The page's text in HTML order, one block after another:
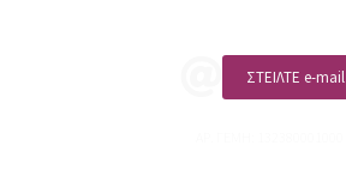
ΣΤΕΙΛΤΕ e-mail